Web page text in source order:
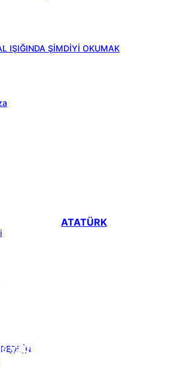
IŞIĞINDA ŞİMDİYİ OKUMAK
ATATÜRK
yaptı?